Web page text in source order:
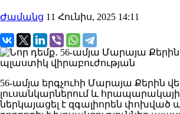
Ժամանց 11 Հունիս, 2025 14:11
56-ամյա երգչուհի Մարայա Քերին
լուսանկարներում և հրապարակային
ներկայացել է զգալիորեն փոխված